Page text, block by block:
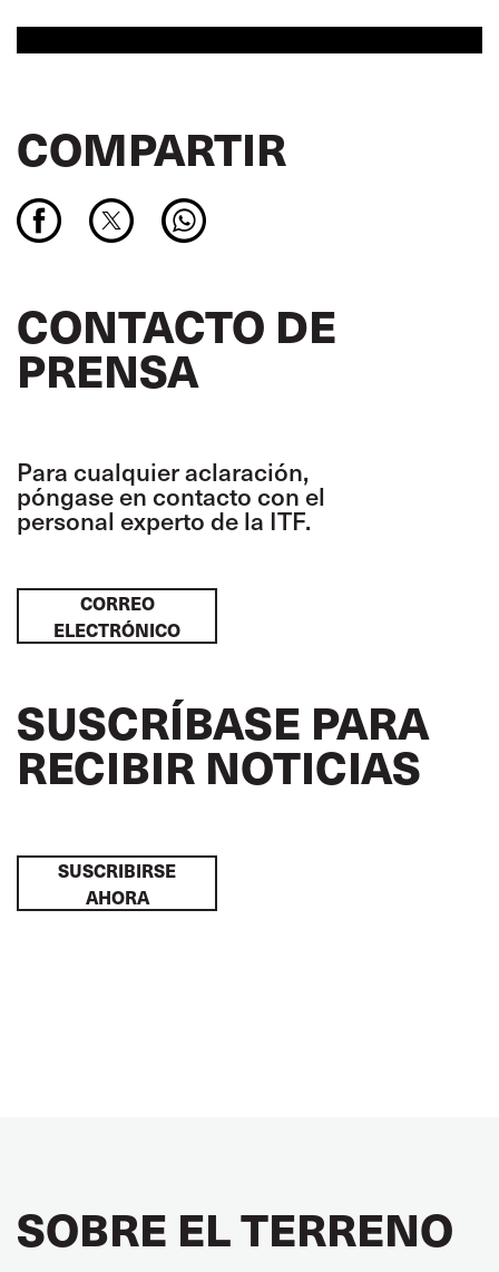
COMPARTIR
CONTACTO DE
PRENSA
Para cualquier aclaración,
póngase en contacto con el
personal experto de la ITF.
CORREO
ELECTRÓNICO
SUSCRÍBASE PARA
RECIBIR NOTICIAS
SUSCRIBIRSE
AHORA
SOBRE EL TERRENO